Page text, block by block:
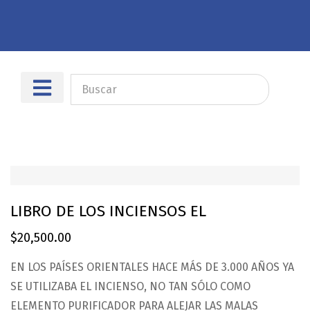
LIBRO DE LOS INCIENSOS EL
$20,500.00
EN LOS PAÍSES ORIENTALES HACE MÁS DE 3.000 AÑOS YA
SE UTILIZABA EL INCIENSO, NO TAN SÓLO COMO
ELEMENTO PURIFICADOR PARA ALEJAR LAS MALAS